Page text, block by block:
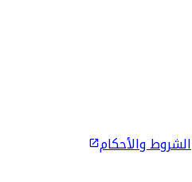
الشروط والأحكام